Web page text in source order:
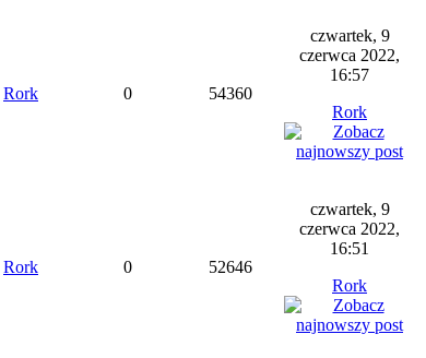
Rork 0 54360
czwartek, 9
czerwca 2022,
16:57
Rork
Rork 0 52646
czwartek, 9
czerwca 2022,
16:51
Rork